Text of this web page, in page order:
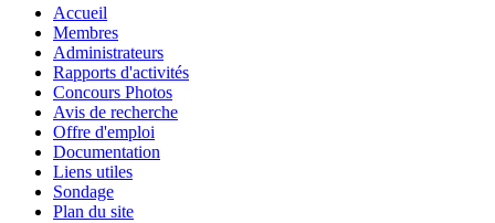
Accueil
Membres
Administrateurs
Rapports d'activités
Concours Photos
Avis de recherche
Offre d'emploi
Documentation
Liens utiles
Sondage
Plan du site